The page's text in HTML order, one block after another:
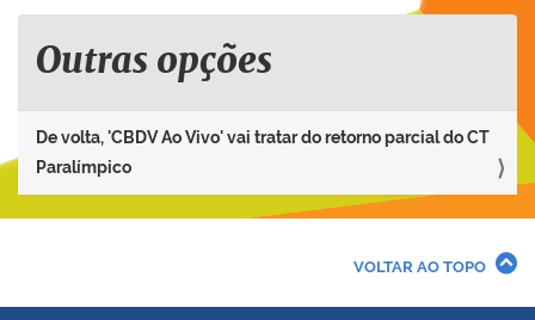
Outras opções
De volta, 'CBDV Ao Vivo' vai tratar do retorno parcial do CT
Paralímpico
VOLTAR AO TOPO